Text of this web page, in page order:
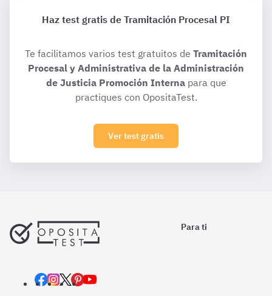
Haz test gratis de Tramitación Procesal PI
Te facilitamos varios test gratuitos de Tramitación
Procesal y Administrativa de la Administración
de Justicia Promoción Internapara que
practiques con OpositaTest.
Ver test gratis
Para ti